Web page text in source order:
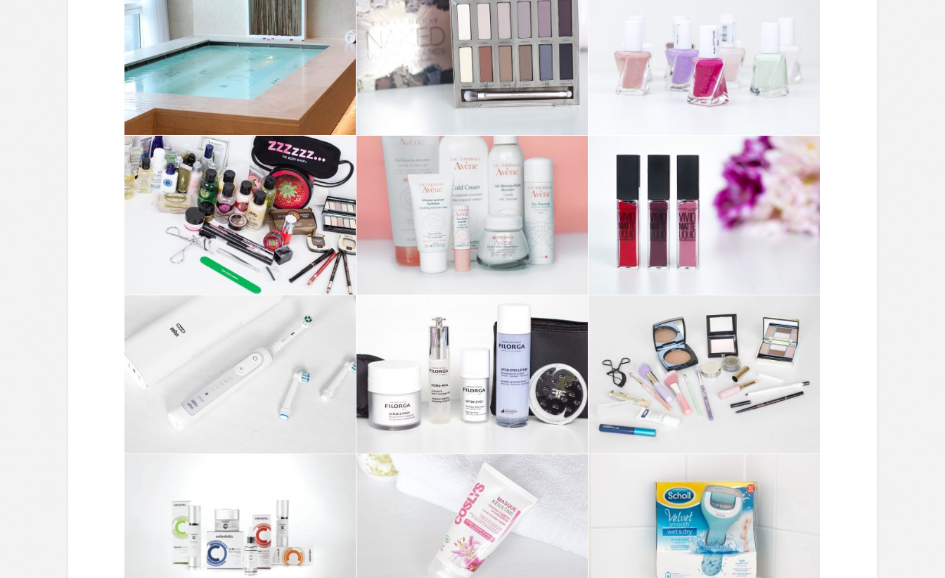
AUTRES ///
DEUX SPA SUR
BRUXELLES, DEUX
MOMENTS
D’EXCEPTION !
MAKE-UP ///
NAKED ULTIMATE
BASICS – URBAN
DECAY
MAKE-UP ///
VERNIS GEL
COUTURE – ESSIE
AUTRES ///
L’APRÈS NOËL, LES
CADEAUX ET LES
BONNES
RÉSOLUTIONS !
SOIN ///
MES SOINS AVENE
TOUT DOUX POUR
L’HIVER
MAKE-UP ///
VIVID MATTE LIQUID
– MAYBELLINE
SOIN ///
BROSSE À DENTS
GENIOUS 9000 –
ORAL-B
SOIN ///
MA ROUTINE SOIN
VISAGE SPÉCIALE
FILORGA
MAKE-UP ///
MAKE-UP DU JOUR,
BONJOUR #3
AUTRES ///
PEEL MASK SYSTEM &
ELECTROMESOTHERAPY
– CELESTETIC
SOIN ///
ROUTINE CHEVEUX
TOUT DOUX AVEC
COSLYS !
AUTRES ///
PRENDRE SOIN DE
SES PIEDS POUR
L’ÉTÉ !